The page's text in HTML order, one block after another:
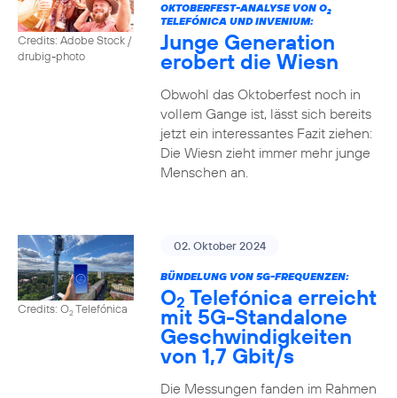
Credits: Adobe Stock /
drubig-photo
OKTOBERFEST-ANALYSE VON O2
TELEFÓNICA UND INVENIUM:
Junge Generation
erobert die Wiesn
Obwohl das Oktoberfest noch in
vollem Gange ist, lässt sich bereits
jetzt ein interessantes Fazit ziehen:
Die Wiesn zieht immer mehr junge
Menschen an.
Credits: O2Telefónica
02. Oktober 2024
BÜNDELUNG VON 5G-FREQUENZEN:
O2 Telefónica erreicht
mit 5G-Standalone
Geschwindigkeiten
von 1,7 Gbit/s
Die Messungen fanden im Rahmen